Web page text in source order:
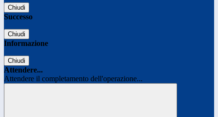
Chiudi
Successo
Chiudi
Informazione
Chiudi
Attendere...
Attendere il completamento dell'operazione...